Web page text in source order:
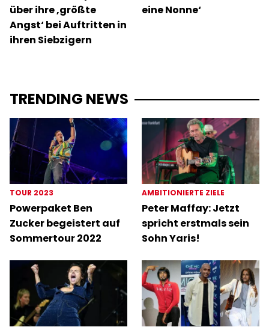
über ihre ‚größte
Angst‘ bei Auftritten in
ihren Siebzigern
eine Nonne‘
TRENDING NEWS
TOUR 2023
Powerpaket Ben
Zucker begeistert auf
Sommertour 2022
AMBITIONIERTE ZIELE
Peter Maffay: Jetzt
spricht erstmals sein
Sohn Yaris!